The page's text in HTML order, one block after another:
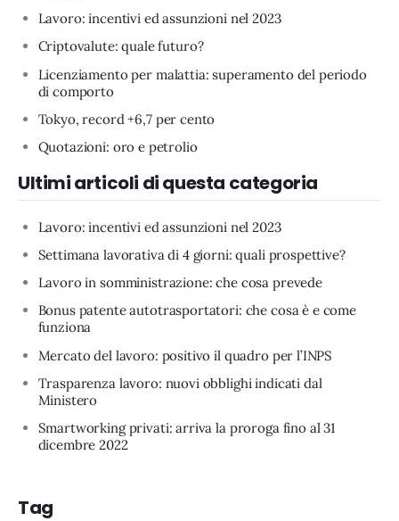
Lavoro: incentivi ed assunzioni nel 2023
Criptovalute: quale futuro?
Licenziamento per malattia: superamento del periodo
di comporto
Tokyo, record +6,7 per cento
Quotazioni: oro e petrolio
Ultimi articoli di questa categoria
Lavoro: incentivi ed assunzioni nel 2023
Settimana lavorativa di 4 giorni: quali prospettive?
Lavoro in somministrazione: che cosa prevede
Bonus patente autotrasportatori: che cosa è e come
funziona
Mercato del lavoro: positivo il quadro per l’INPS
Trasparenza lavoro: nuovi obblighi indicati dal
Ministero
Smartworking privati: arriva la proroga fino al 31
dicembre 2022
Tag